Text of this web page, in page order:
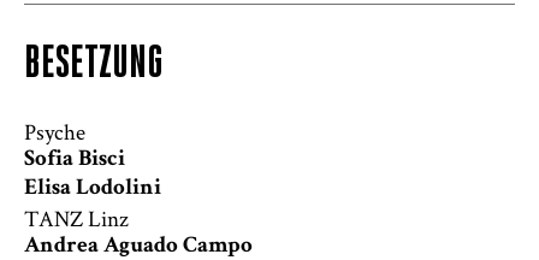
BESETZUNG
Psyche
Sofia Bisci
Elisa Lodolini
TANZ Linz
Andrea Aguado Campo